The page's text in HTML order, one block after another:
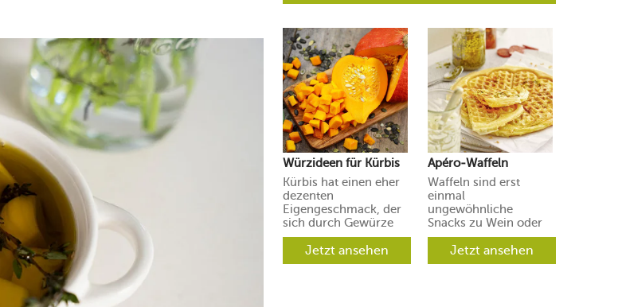
Würzideen für Kürbis
Kürbis hat einen eher
dezenten
Eigengeschmack, der
sich durch Gewürze
und Aromen leicht in
verschiedene
Richtungen lenken
Jetzt ansehen
Apéro-Waffeln
Waffeln sind erst
einmal
ungewöhnliche
Snacks zu Wein oder
Prosecco. Ihre Gäste
werden aber
begeistert sein.
Jetzt ansehen